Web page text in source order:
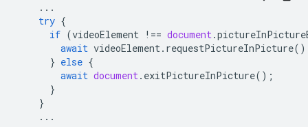
...
try {
if (videoElement !== document.
await videoElement. requestPictureInPicture
} else {
await document. exitPictureInPicture();
}
}
...